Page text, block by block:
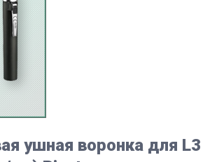
ушная воронка для L3